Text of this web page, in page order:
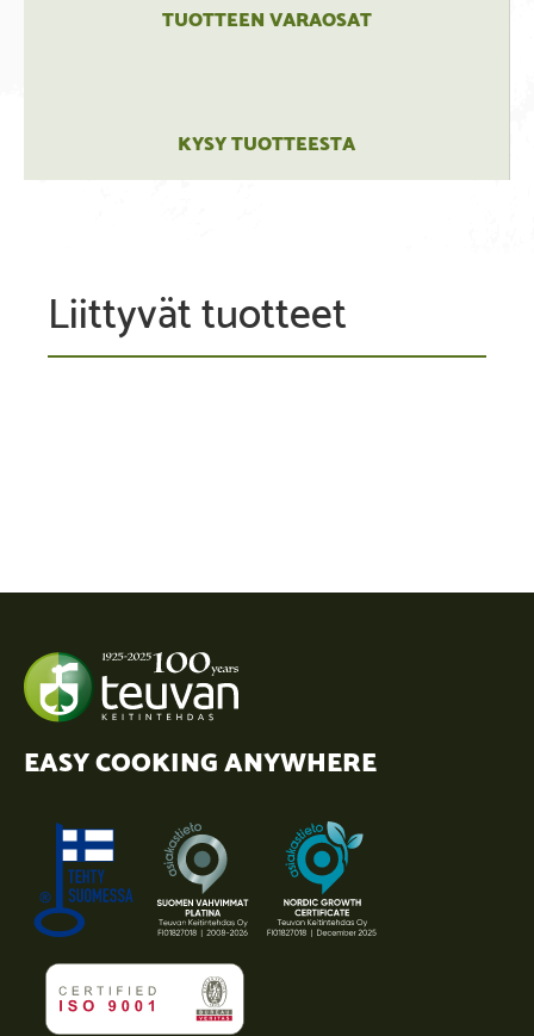
TUOTTEEN VARAOSAT
KYSY TUOTTEESTA
Liittyvät tuotteet
EASY COOKING ANYWHERE